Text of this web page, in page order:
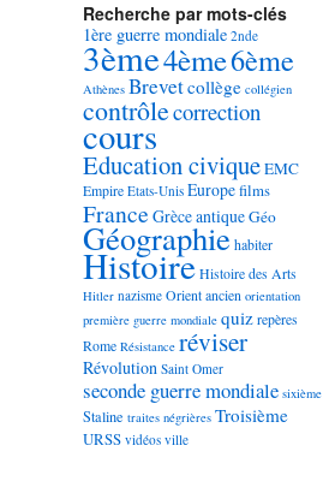
Recherche par mots-clés
1ère guerre mondiale 2nde
3ème4ème6ème
Athènes Brevetcollège collégien
contrôlecorrection
cours
Education civiqueEMC
Empire Etats-Unis Europefilms
France Grèce antiqueGéo
Géographie habiter
HistoireHistoire des Arts
Hitler nazisme Orient ancien orientation
première guerre mondiale quizrepères
Rome Résistance réviser
Révolution Saint Omer
seconde guerre mondiale sixième
Staline traites négrières Troisième
URSS vidéos ville